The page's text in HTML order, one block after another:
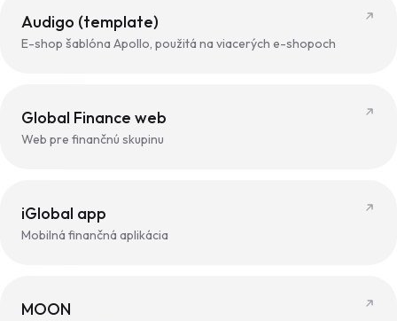
Audigo (template)
E-shop šablóna Apollo, použitá na viacerých e-shopoch
Global Finance web
Web pre finančnú skupinu
iGlobal app
Mobilná finančná aplikácia
MOON